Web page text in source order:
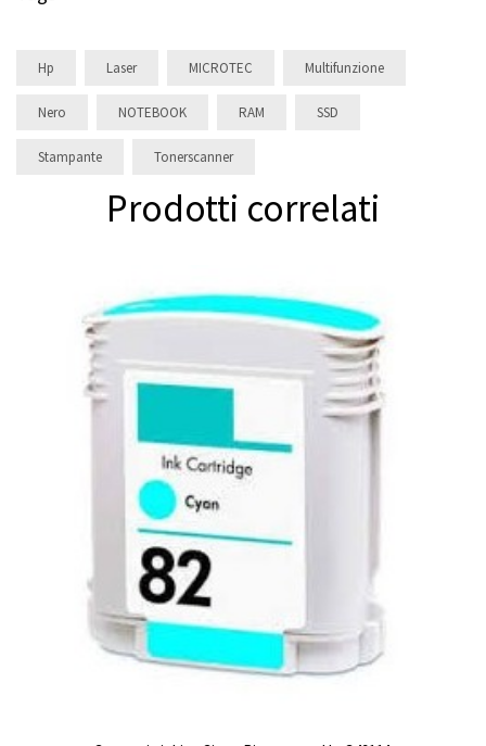
Hp Laser MICROTEC Multifunzione
Nero NOTEBOOK RAM SSD
Stampante Tonerscanner
Prodotti correlati